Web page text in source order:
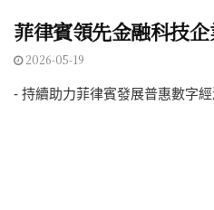
菲律賓領先金融科技
2026-05-19
- 持續助力菲律賓發展普惠數字